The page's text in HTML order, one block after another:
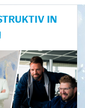
IN